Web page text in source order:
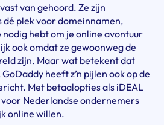
van gehoord. Ze zijn
plek voor domeinnamen,
nodig hebt om je online avontuur
ook omdat ze gewoonweg de
zijn. Maar wat betekent dat
heeft z’n pijlen ook op de
Met betaalopties als iDEAL
Nederlandse ondernemers
online willen.